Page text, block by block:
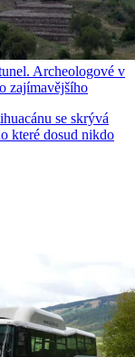
Archeologové v
zajímavějšího
se skrývá
které dosud nikdo